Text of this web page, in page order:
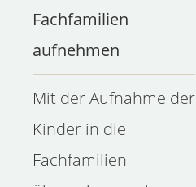
Fachfamilien
aufnehmen
Mit der Aufnahme der
Kinder in die
Fachfamilien